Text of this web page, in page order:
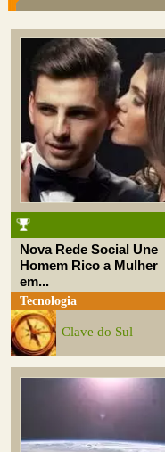
Nova Rede Social Une
Homem Rico a Mulher
em...
Tecnologia
Clave do Sul